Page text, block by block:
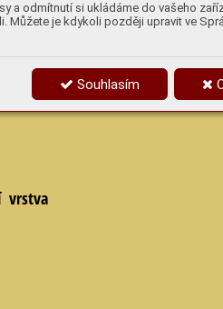
a odmítnutí si ukládáme do vašeho
Můžete je kdykoli později upravit ve
Souhlasím
jak
vrstva